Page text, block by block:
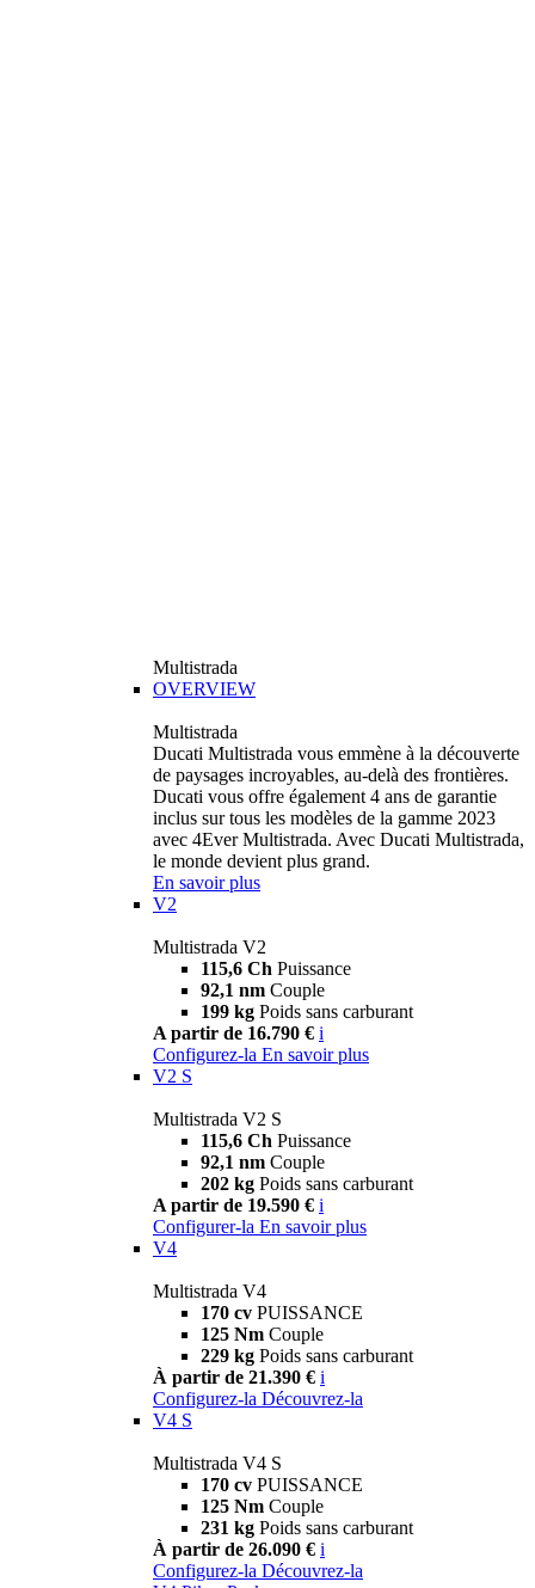
Multistrada
OVERVIEW
Multistrada
Ducati Multistrada vous emmène à la découverte
de paysages incroyables, au-delà des frontières.
Ducati vous offre également 4 ans de garantie
inclus sur tous les modèles de la gamme 2023
avec 4Ever Multistrada. Avec Ducati Multistrada,
le monde devient plus grand.
En savoir plus
V2
Multistrada V2
115,6 Ch Puissance
92,1 nm Couple
199 kg Poids sans carburant
A partir de 16.790 € i
Configurez-la En savoir plus
V2 S
Multistrada V2 S
115,6 Ch Puissance
92,1 nm Couple
202 kg Poids sans carburant
A partir de 19.590 € i
Configurer-la En savoir plus
V4
Multistrada V4
170 cv PUISSANCE
125 Nm Couple
229 kg Poids sans carburant
À partir de 21.390 € i
Configurez-la Découvrez-la
V4 S
Multistrada V4 S
170 cv PUISSANCE
125 Nm Couple
231 kg Poids sans carburant
À partir de 26.090 € i
Configurez-la Découvrez-la